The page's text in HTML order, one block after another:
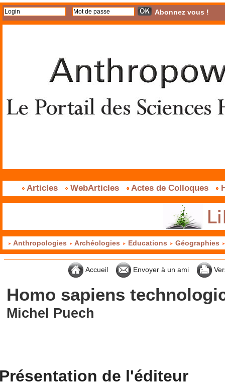
Abonnez vous !
Articles WebArticles Actes de Colloques
Anthropologies Archéologies Educations Géographies
Accueil Envoyer à un ami
Homo sapiens
Michel Puech
de l'éditeur